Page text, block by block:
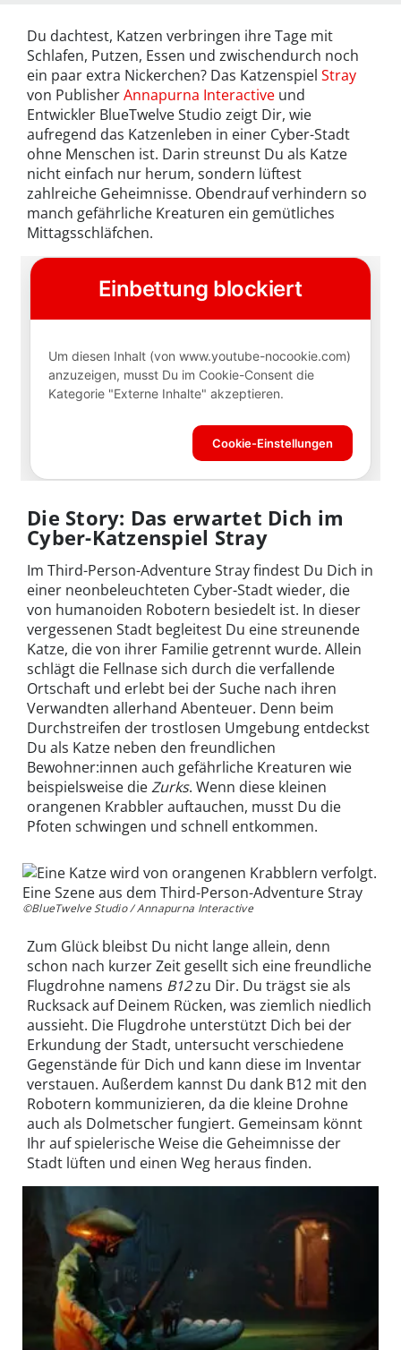
Du dachtest, Katzen verbringen ihre Tage mit
Schlafen, Putzen, Essen und zwischendurch noch
ein paar extra Nickerchen? Das Katzenspiel Stray
von PublisherAnnapurna Interactive und
Entwickler BlueTwelve Studio zeigt Dir, wie
aufregend das Katzenleben in einer Cyber-Stadt
ohne Menschen ist. Darin streunst Du als Katze
nicht einfach nur herum, sondern lüftest
zahlreiche Geheimnisse. Obendrauf verhindern so
manch gefährliche Kreaturen ein gemütliches
Mittagsschläfchen.
Die Story: Das erwartet Dich im
Cyber-Katzenspiel Stray
Im Third-Person-Adventure Stray findest Du Dich in
einer neonbeleuchteten Cyber-Stadt wieder, die
von humanoiden Robotern besiedelt ist. In dieser
vergessenen Stadt begleitest Du eine streunende
Katze, die von ihrer Familie getrennt wurde. Allein
schlägt die Fellnase sich durch die verfallende
Ortschaft und erlebt bei der Suche nach ihren
Verwandten allerhand Abenteuer. Denn beim
Durchstreifen der trostlosen Umgebung entdeckst
Du als Katze neben den freundlichen
Bewohner:innen auch gefährliche Kreaturen wie
beispielsweise dieZurks. Wenn diese kleinen
orangenen Krabbler auftauchen, musst Du die
Pfoten schwingen und schnell entkommen.
©BlueTwelve Studio / Annapurna Interactive
Zum Glück bleibst Du nicht lange allein, denn
schon nach kurzer Zeit gesellt sich eine freundliche
Flugdrohne namens B12zu Dir. Du trägst sie als
Rucksack auf Deinem Rücken, was ziemlich niedlich
aussieht. Die Flugdrohe unterstützt Dich bei der
Erkundung der Stadt, untersucht verschiedene
Gegenstände für Dich und kann diese im Inventar
verstauen. Außerdem kannst Du dank B12 mit den
Robotern kommunizieren, da die kleine Drohne
auch als Dolmetscher fungiert. Gemeinsam könnt
Ihr auf spielerische Weise die Geheimnisse der
Stadt lüften und einen Weg heraus finden.